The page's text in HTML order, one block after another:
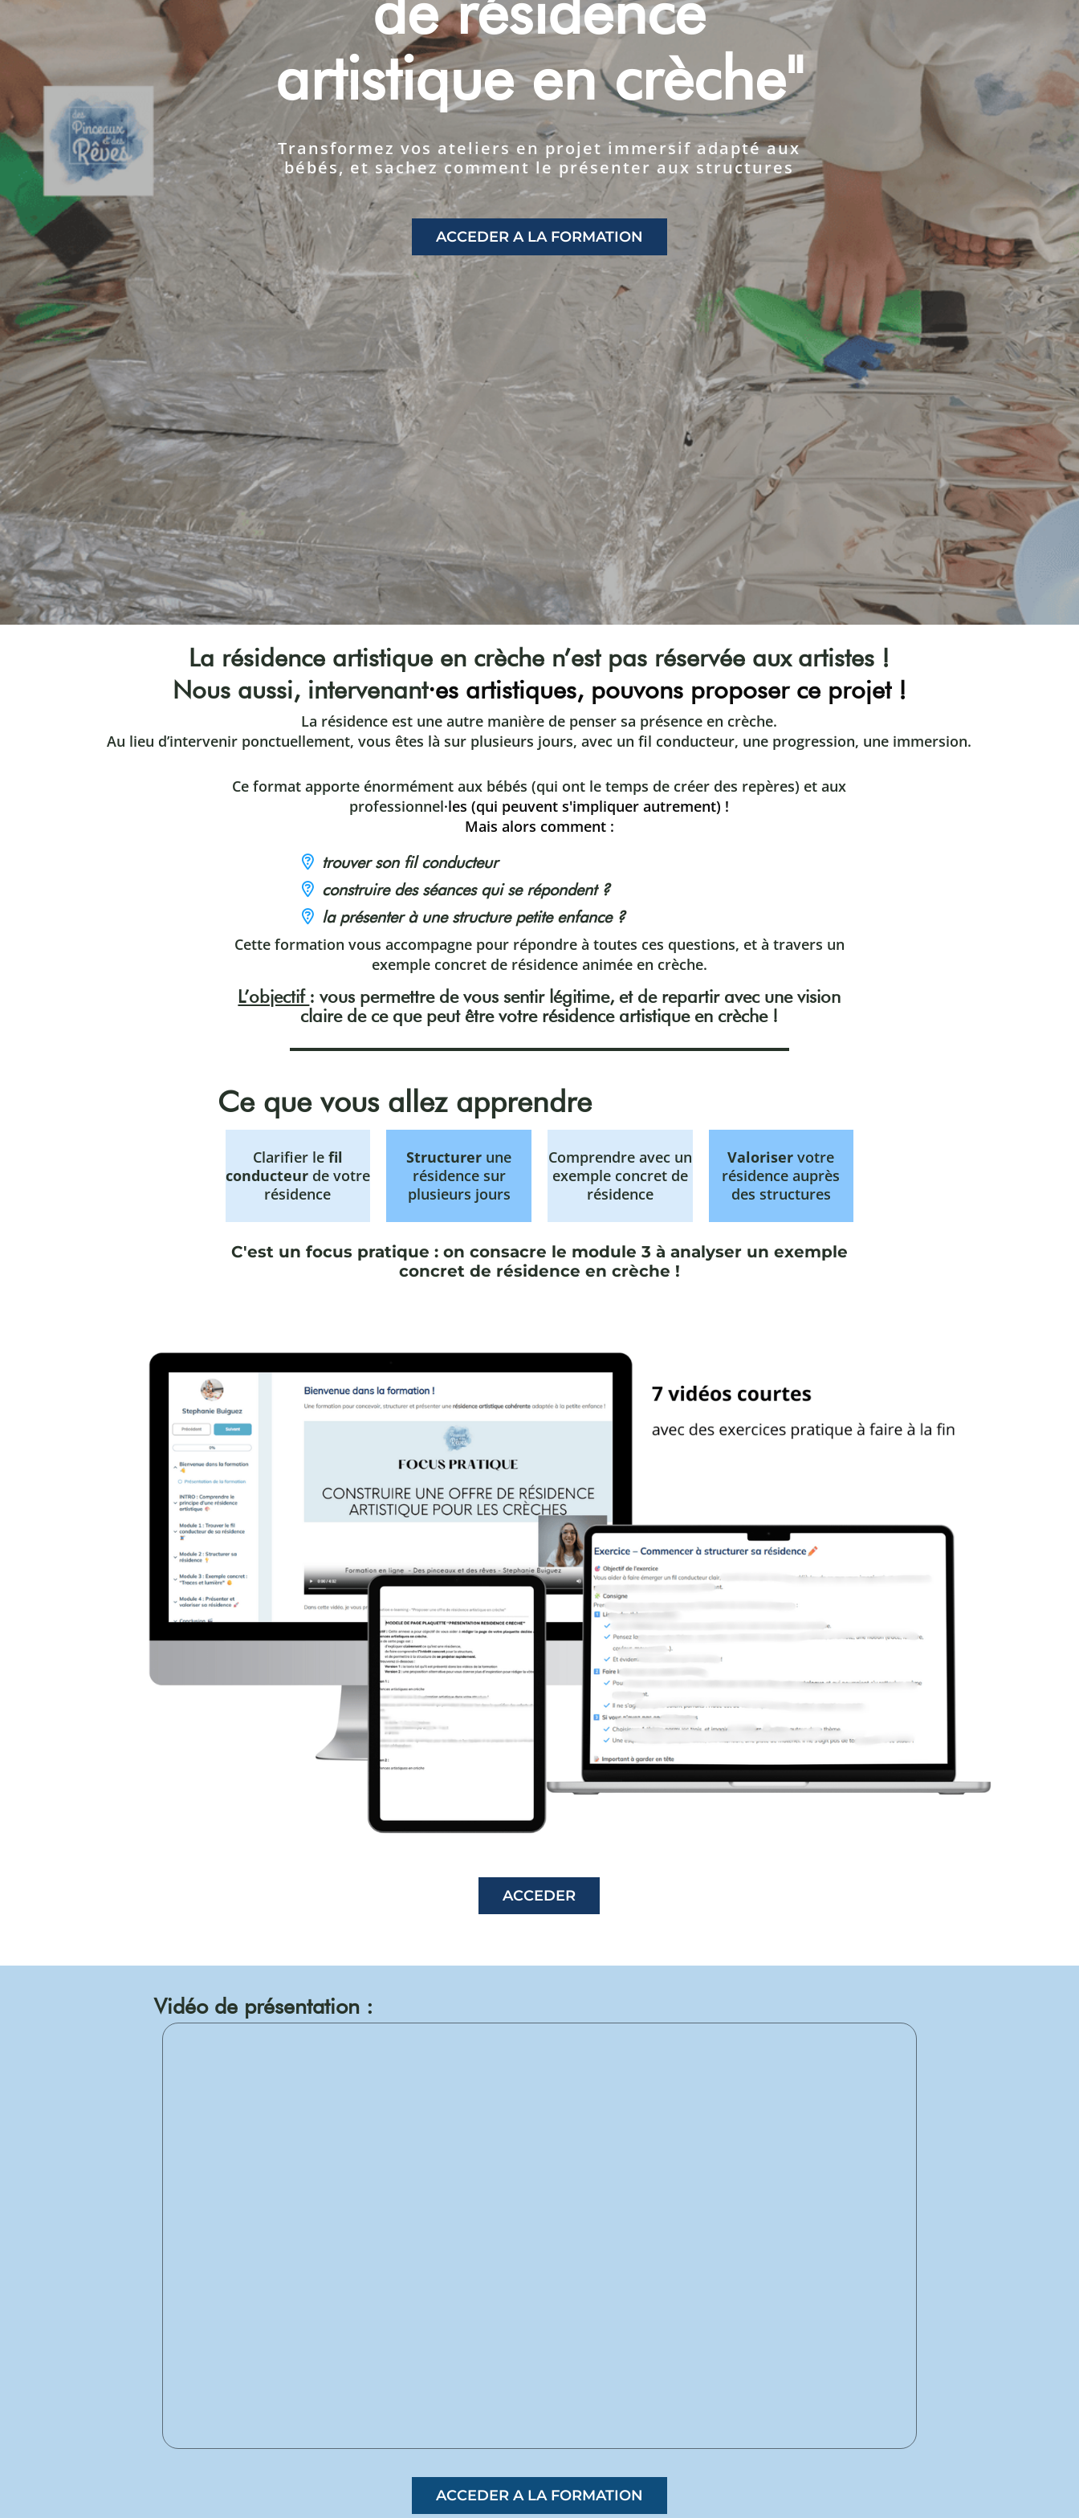
artistique en crèche"
Transformez vos ateliers en projet immersif adapté aux
bébés, et sachez comment le présenter aux structures
ACCEDER A LA FORMATION
La résidence artistique en crèche n’est pas réservée aux artistes !
Nous aussi, intervenant·es artistiques, pouvons proposer ce projet !
La résidence est une autre manière de penser sa présence en crèche.
Au lieu d’intervenir ponctuellement, vous êtes là sur plusieurs jours, avec un fil conducteur, une progression, une immersion.
Ce format apporte énormément aux bébés (qui ont le temps de créer des repères) et aux
professionnel·les (qui peuvent s'impliquer autrement) !
Mais alors comment :
trouver son fil conducteur
construire des séances qui se répondent ?
la présenter à une structure petite enfance ?
Cette formation vous accompagne pour répondre à toutes ces questions, et à travers un
exemple concret de résidence animée en crèche.
L’objectif : vous permettre de vous sentir légitime, et de repartir avec une vision
claire de ce que peut êtrevotrerésidence artistique en crèche !
Ce que vous allez apprendre
Clarifier le fil
conducteur de votre
résidence
Structurer une
résidence sur
plusieurs jours
Comprendre avec un
exemple concret de
résidence
Valoriser votre
résidence auprès
des structures
C'est un focus pratique : on consacre le module 3 à analyser un exemple
concret de résidence en crèche !
ACCEDER
Vidéo de présentation :
ACCEDER A LA FORMATION